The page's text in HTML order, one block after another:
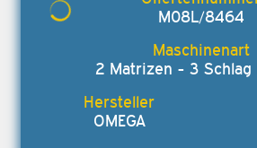
M08L/8464
2 Matrizen - 3 Schlag
OMEGA